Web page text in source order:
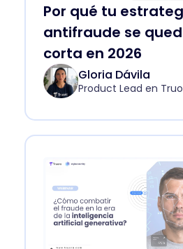
Por qué tu
antifraude se
corta en 2026
Gloria Dávila
Product Lead en